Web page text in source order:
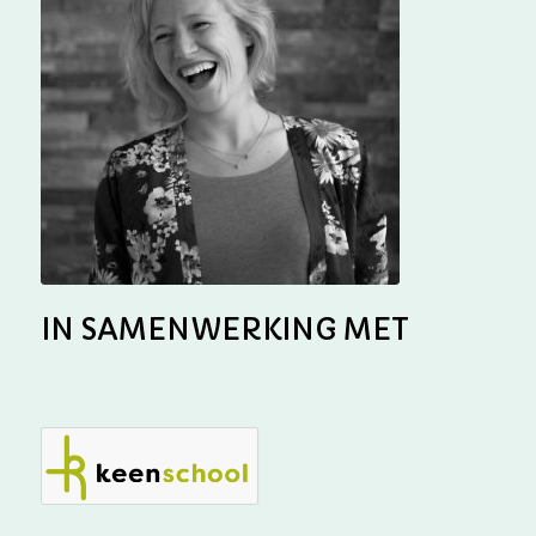
IN SAMENWERKING MET